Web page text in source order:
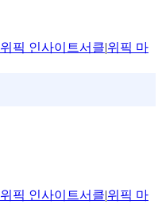
위픽 인사이트서클|위픽 마
위픽 인사이트서클|위픽 마